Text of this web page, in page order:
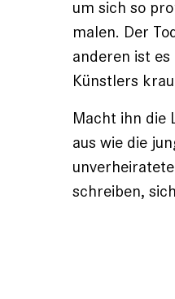
um sich so
malen. Der
anderen ist
Künstlers
Macht ihn die
aus wie die
schreiben,